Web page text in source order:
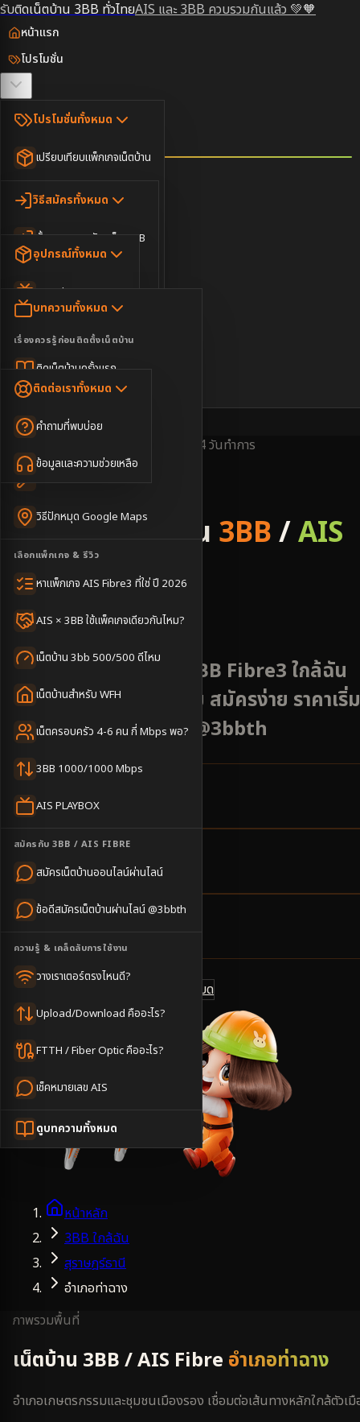
รับติดเน็ตบ้าน 3BB ทั่วไทยAIS และ 3BB ควบรวมกันแล้ว 💚🧡
หน้าแรก
โปรโมชั่น
โปรโมชั่นทั้งหมด
เปรียบเทียบแพ็กเกจเน็ตบ้าน
เน็ตบ้าน Super Fast
เน็ตบ้าน 2Gbps
เน็ตบ้านพร้อมกล่องทีวี
เน็ตบ้าน + Netflix
เน็ตบ้าน + บริการเสริม
เน็ตบ้านแรงทุกชั้น
ตรวจสอบพื้นที่
วิธีสมัครทั้งหมด
ขั้นตอนการสมัครเน็ต 3BB
อุปกรณ์
อุปกรณ์ทั้งหมด
AIS Play Box
Dongle เน็ตสำรอง
บทความ
บทความทั้งหมด
เรื่องควรรู้ก่อนติดตั้งเน็ตบ้าน
ติดเน็ตบ้านครั้งแรก
เทคนิคขอคิวช่างได้ไว
วิธีปักหมุด Google Maps
เลือกแพ็กเกจ & รีวิว
หาแพ็กเกจ AIS Fibre3 ที่ใช่ ปี 2026
AIS × 3BB ใช้แพ็คเกจเดียวกันไหม?
เน็ตบ้าน 3bb 500/500 ดีไหม
เน็ตบ้านสำหรับ WFH
เน็ตครอบครัว 4-6 คน กี่ Mbps พอ?
3BB 1000/1000 Mbps
AIS PLAYBOX
สมัครกับ 3BB / AIS FIBRE
สมัครเน็ตบ้านออนไลน์ผ่านไลน์
ข้อดีสมัครเน็ตบ้านผ่านไลน์ @3bbth
ความรู้ & เคล็ดลับการใช้งาน
วางเราเตอร์ตรงไหนดี?
Upload/Download คืออะไร?
FTTH / Fiber Optic คืออะไร?
เช็คหมายเลข AIS
ดูบทความทั้งหมด
ข่าวสาร
ติดต่อเราทั้งหมด
คำถามที่พบบ่อย
ข้อมูลและความช่วยเหลือ
🇹🇭🇬🇧
2-4 วันทำการ
3BB & AIS Fibre
รับติดตั้งเน็ตบ้าน 3BB/AIS
Fibre
อำเภอท่าฉาง
บริการติดตั้งเน็ต AIS 3BB Fibre3 ใกล้ฉัน
พื้นที่ท่าฉาง เกษตรกรรม สมัครง่าย ราคาเริ่ม
ต้น 500 บาท แอดไลน์ @3bbth
6ตำบล
ครอบคลุมพื้นที่
2-4วันทำการ
นัดช่างติดตั้ง
ราคาเริ่มต้น
ดูแพ็กเกจทั้งหมด
หน้าหลัก
3BB ใกล้ฉัน
สุราษฎร์ธานี
อำเภอท่าฉาง
ภาพรวมพื้นที่
เน็ตบ้าน 3BB / AIS Fibre อำเภอท่าฉาง
อำเภอเกษตรกรรมและชุมชนเมืองรอง เชื่อมต่อเส้นทางหลักใกล้ตัวเ